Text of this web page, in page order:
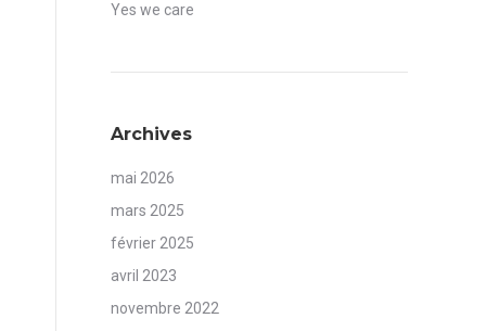
Yes we care
Archives
mai 2026
mars 2025
février 2025
avril 2023
novembre 2022